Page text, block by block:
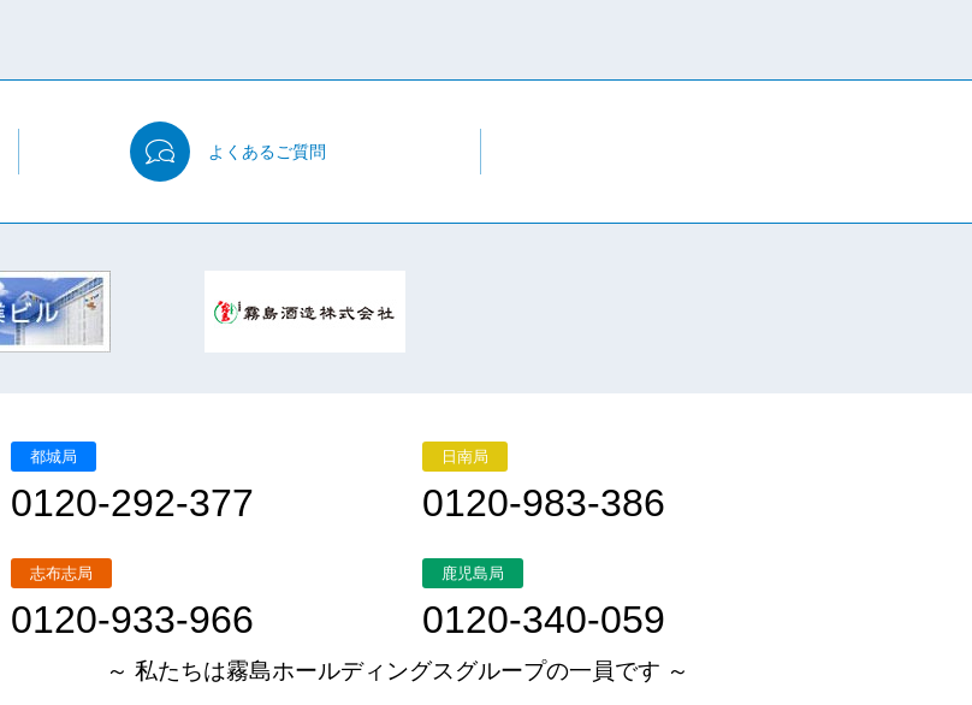
よくあるご質問
都城局
0120-292-377
日南局
0120-983-386
志布志局
0120-933-966
鹿児島局
0120-340-059
～ 私たちは霧島ホールディングスグループの一員です ～